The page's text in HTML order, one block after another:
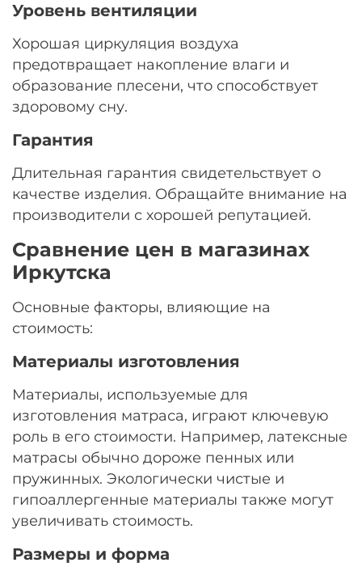
Уровень вентиляции
Хорошая циркуляция воздуха
предотвращает накопление влаги и
образование плесени, что способствует
здоровому сну.
Гарантия
Длительная гарантия свидетельствует о
качестве изделия. Обращайте внимание на
производители с хорошей репутацией.
Сравнение цен в магазинах
Иркутска
Основные факторы, влияющие на
стоимость:
Материалы изготовления
Материалы, используемые для
изготовления матраса, играют ключевую
роль в его стоимости. Например, латексные
матрасы обычно дороже пенных или
пружинных. Экологически чистые и
гипоаллергенные материалы также могут
увеличивать стоимость.
Размеры и форма